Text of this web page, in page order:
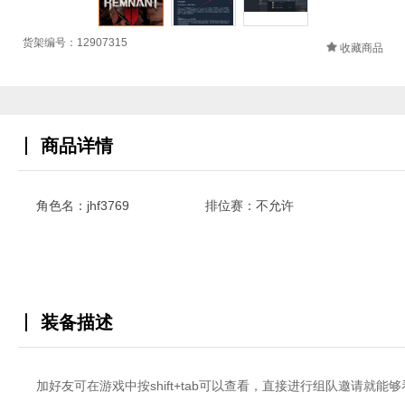
货架编号：12907315 收藏商品
商品详情
角色名：jhf3769 排位赛：不允许
装备描述
加好友可在游戏中按shift+tab可以查看，直接进行组队邀请就能